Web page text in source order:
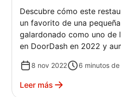
Descubre cómo este
un favorito de una
galardonado como uno de
en DoorDash en 2022 y
8 nov 2022 6 minutos
Leer más